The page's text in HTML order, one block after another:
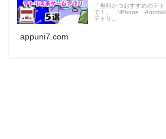
「無料かつおすすめのテ
て！」 「iPhone・
テトリ...
appuni7.com